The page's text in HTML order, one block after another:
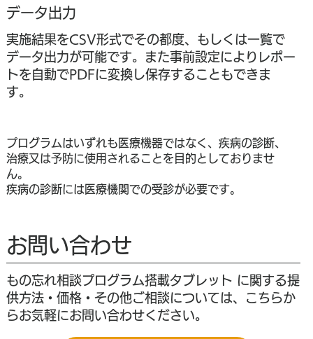
データ出力
実施結果をCSV形式でその都度、もしくは一覧で
データ出力が可能です。また事前設定によりレポー
トを自動でPDFに変換し保存することもできま
す。
プログラムはいずれも医療機器ではなく、疾病の診断、
治療又は予防に使用されることを目的としておりませ
ん。
疾病の診断には医療機関での受診が必要です。
お問い合わせ
もの忘れ相談プログラム搭載タブレット に関する提
供方法・価格・その他ご相談については、こちらか
らお気軽にお問い合わせください。